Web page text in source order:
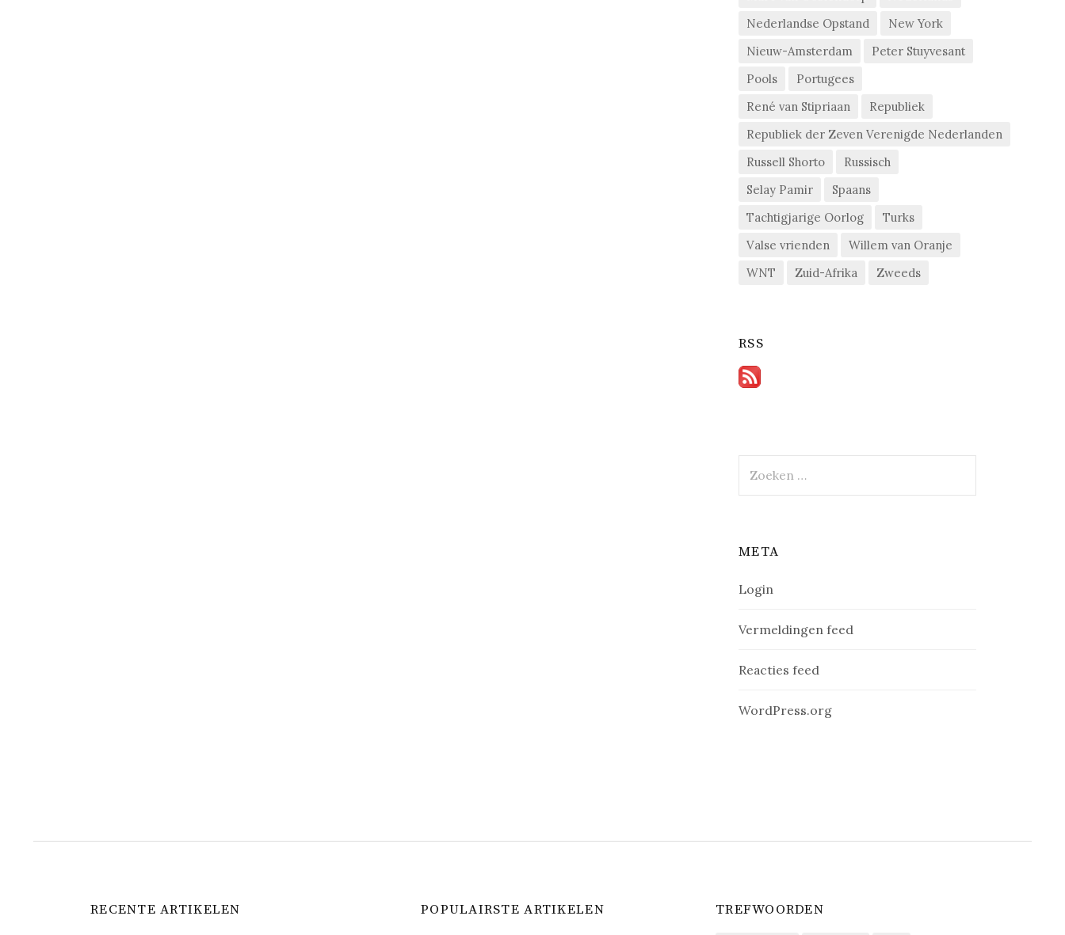
Nederlandse Opstand
New York
Nieuw-Amsterdam
Peter Stuyvesant
Pools
Portugees
René van Stipriaan
Republiek
Republiek der Zeven Verenigde Nederlanden
Russell Shorto
Russisch
Selay Pamir
Spaans
Tachtigjarige Oorlog
Turks
Valse vrienden
Willem van Oranje
WNT
Zuid-Afrika Zweeds
RSS
naar:
META
Login
Vermeldingen feed
Reacties feed
WordPress.org
RECENTE ARTIKELEN POPULAIRSTE ARTIKELEN TREFWOORDEN